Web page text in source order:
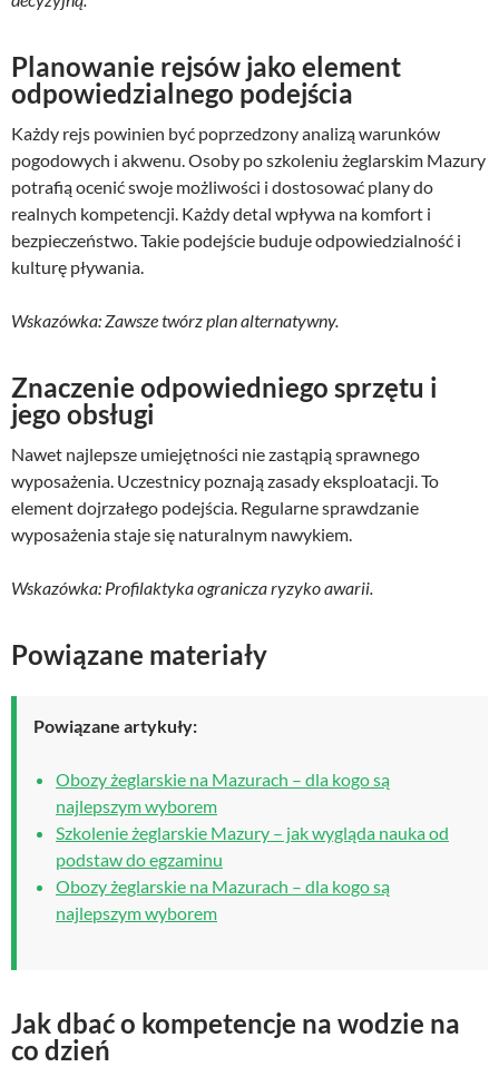
Planowanie rejsów jako element
odpowiedzialnego podejścia
Każdy rejs powinien być poprzedzony analizą warunków
pogodowych i akwenu. Osoby po szkoleniu żeglarskim Mazury
potrafią ocenić swoje możliwości i dostosować plany do
realnych kompetencji. Każdy detal wpływa na komfort i
bezpieczeństwo. Takie podejście buduje odpowiedzialność i
kulturę pływania.
Wskazówka: Zawsze twórz plan alternatywny.
Znaczenie odpowiedniego sprzętu i
jego obsługi
Nawet najlepsze umiejętności nie zastąpią sprawnego
wyposażenia. Uczestnicy poznają zasady eksploatacji. To
element dojrzałego podejścia. Regularne sprawdzanie
wyposażenia staje się naturalnym nawykiem.
Wskazówka: Profilaktyka ogranicza ryzyko awarii.
Powiązane materiały
Powiązane artykuły:
Obozy żeglarskie na Mazurach – dla kogo są
najlepszym wyborem
Szkolenie żeglarskie Mazury – jak wygląda nauka od
podstaw do egzaminu
Obozy żeglarskie na Mazurach – dla kogo są
najlepszym wyborem
Jak dbać o kompetencje na wodzie na
co dzień